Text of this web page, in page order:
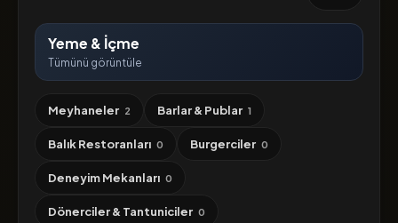
Yeme & İçme
Tümünü görüntüle
Meyhaneler 2 Barlar & Publar 1
Balık Restoranları 0 Burgerciler 0
Deneyim Mekanları 0
Dönerciler & Tantuniciler 0